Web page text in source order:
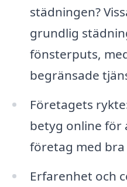
städningen?
grundlig
fönsterputs,
begränsade
Företagets
betyg online för
företag med bra
Erfarenhet och